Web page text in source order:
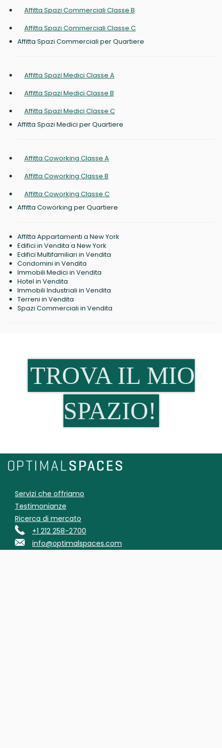
Affitta Spazi Commerciali Classe B
Affitta Spazi Commerciali Classe C
Affitta Spazi Commerciali per Quartiere
Affitta Spazi Medici Classe A
Affitta Spazi Medici Classe B
Affitta Spazi Medici Classe C
Affitta Spazi Medici per Quartiere
Affitta Coworking Classe A
Affitta Coworking Classe B
Affitta Coworking Classe C
Affitta Coworking per Quartiere
Affitta Appartamenti a New York
Edifici in Vendita a New York
Edifici Multifamiliari in Vendita
Condomini in Vendita
Immobili Medici in Vendita
Hotel in Vendita
Immobili Industriali in Vendita
Terreni in Vendita
Spazi Commerciali in Vendita
TROVA IL MIO
SPAZIO!
Servizi che offriamo
Testimonianze
Ricerca di mercato
+1 212 258-2700
info@optimalspaces.com